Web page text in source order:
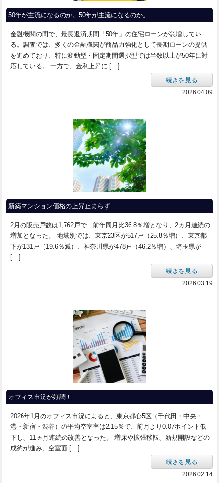
50年が主流になるのか。50年が主流になるのか。
金融機関の間で、最長返済期間「50年」の住宅ローンが急増してい
る。調査では、多くの金融機関が商品力強化として長期ローンの提供
を進めており、特に変動型・固定期間選択型では半数以上が50年に対
応している。 一方で、金利上昇に […]
続きを見る
2026.04.09
新築マンション価格の上昇止まらず
2月の販売戸数は1,762戸で、前年同月比36.8％増となり、2ヵ月連続の
増加となった。 地域別では、東京23区が517戸（25.8％増）、東京都
下が131戸（19.6％減）、神奈川県が478戸（46.2％増）、埼玉県が
[…]
続きを見る
2026.03.19
オフィス市況が好調！
2026年1月のオフィス市況によると、東京都心5区（千代田・中央・
港・新宿・渋谷）の平均空室率は2.15％で、前月より0.07ポイント低
下し、11ヵ月連続の改善となった。 増床や拡張移転、新規開設などの
成約が進み、空室面 […]
続きを見る
2026.02.14